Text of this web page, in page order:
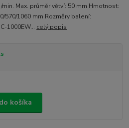
Max. průměr větví: 50 mm Hmotnost:
570/1060 mm Rozměry balení:
1000EW... celý popis
košíka